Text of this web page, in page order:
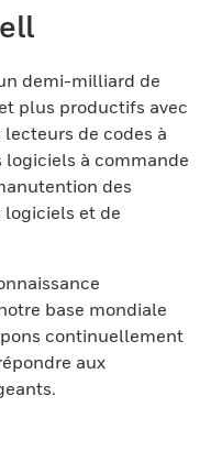
demi-milliard de
plus productifs avec
de codes à
logiciels à commande
des
logiciels et de
base mondiale
continuellement
aux